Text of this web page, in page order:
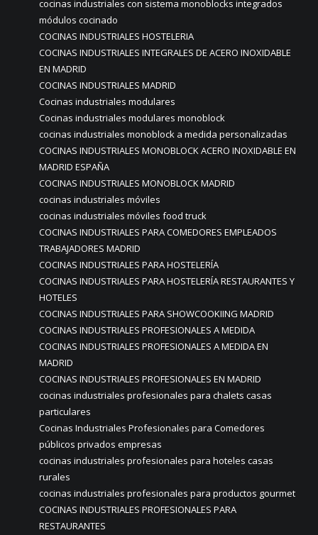
cocinas industriales con sistema monoblocks integrados
módulos cocinado
COCINAS INDUSTRIALES HOSTELERIA
COCINAS INDUSTRIALES INTEGRALES DE ACERO INOXIDABLE
EN MADRID
COCINAS INDUSTRIALES MADRID
Cocinas industriales modulares
Cocinas industriales modulares monoblock
cocinas industriales monoblock a medida personalizadas
COCINAS INDUSTRIALES MONOBLOCK ACERO INOXIDABLE EN
MADRID ESPAÑA
COCINAS INDUSTRIALES MONOBLOCK MADRID
cocinas industriales móviles
cocinas industriales móviles food truck
COCINAS INDUSTRIALES PARA COMEDORES EMPLEADOS
TRABAJADORES MADRID
COCINAS INDUSTRIALES PARA HOSTELERÍA
COCINAS INDUSTRIALES PARA HOSTELERÍA RESTAURANTES Y
HOTELES
COCINAS INDUSTRIALES PARA SHOWCOOKIING MADRID
COCINAS INDUSTRIALES PROFESIONALES A MEDIDA
COCINAS INDUSTRIALES PROFESIONALES A MEDIDA EN
MADRID
COCINAS INDUSTRIALES PROFESIONALES EN MADRID
cocinas industriales profesionales para chalets casas
particulares
Cocinas Industriales Profesionales para Comedores
públicos privados empresas
cocinas industriales profesionales para hoteles casas
rurales
cocinas industriales profesionales para productos gourmet
COCINAS INDUSTRIALES PROFESIONALES PARA
RESTAURANTES